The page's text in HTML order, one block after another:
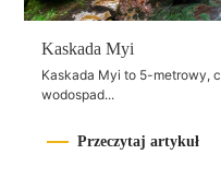
Kaskada Myi
Kaskada Myi to 5-metrowy,
wodospad...
Przeczytaj artykuł